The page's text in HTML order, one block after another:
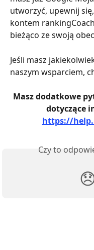
utworzyć, upewnij
kontem
bieżąco ze swoją
Jeśli masz
naszym wsparciem,
Masz dodatkowe
dotyczące
https://
Czy to